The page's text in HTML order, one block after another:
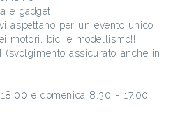
e gadget
aspettano per un evento unico
motori, bici e modellismo!!
(svolgimento assicurato anche in
e domenica 8.30 - 17.00